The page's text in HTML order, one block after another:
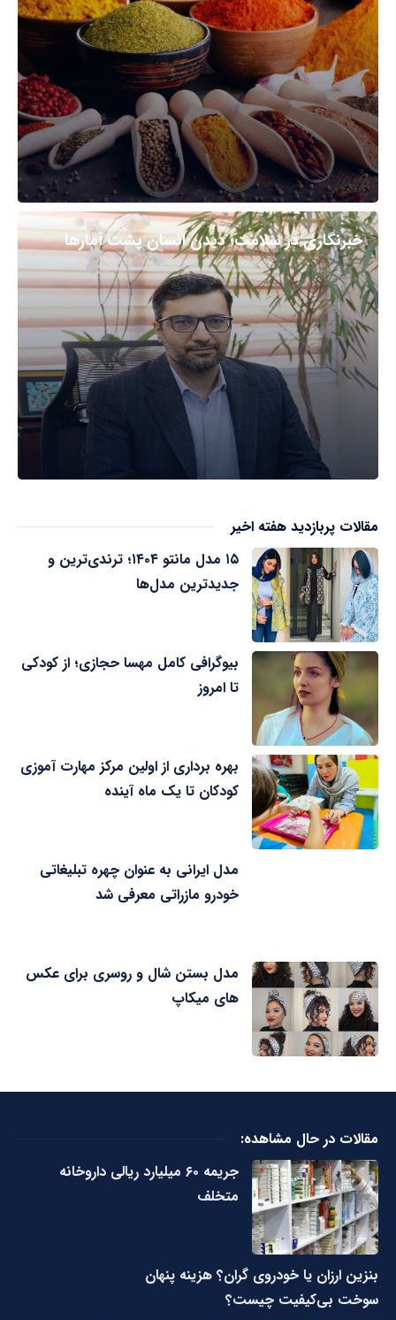
خبرنگاری در سلامت؛ دیدن انسان پشت آمارها
مقالات پربازدید هفته اخیر
۱۵ مدل مانتو ۱۴۰۴؛ ترندی‌ترین و
جدیدترین مدل‌ها
بیوگرافی کامل مهسا حجازی؛ از کودکی
تا امروز
بهره برداری از اولین مرکز مهارت آموزی
کودکان تا یک ماه آینده
مدل ایرانی به عنوان چهره تبلیغاتی
خودرو مازراتی معرفی شد
مدل بستن شال و روسری برای عکس
های میکاپ
مقالات در حال مشاهده:
جریمه ۶۰ میلیارد ریالی داروخانه
متخلف
بنزین ارزان یا خودروی گران؟ هزینه پنهان
سوخت بی‌کیفیت چیست؟